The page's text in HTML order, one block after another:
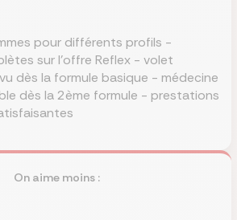
pour différents profils -
sur l'offre Reflex - volet
dès la formule basique - médecine
dès la 2ème formule - prestations
On aime moins :